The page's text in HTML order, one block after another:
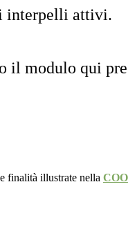
interpelli attivi.
modulo qui
finalità illustrate nella